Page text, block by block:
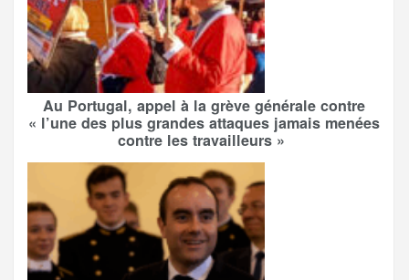
Au Portugal, appel à la grève générale contre
« l’une des plus grandes attaques jamais menées
contre les travailleurs »